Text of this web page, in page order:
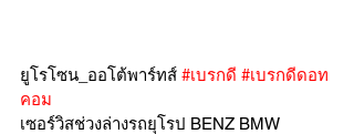
ยูโรโซน_ออโต้พาร์ทส์ #เบรกดี #เบรกดีดอท
คอม
เซอร์วิสช่วงล่างรถยุโรป BENZ BMW